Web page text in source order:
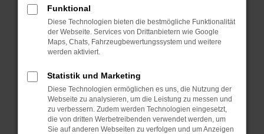
Starte dein Gerät neu.
Das kann manchmal helfen, vorübergehende
Probleme zu beheben.
Betriebssystem auf dem neuesten Stand
sind.
Veraltete Software birgt nicht nur ein
Sicherheitsrisiko, sondern kann auch dazu
führen, dass bestimmte Funktionen nicht mehr
Funktional
Diese Technologien bieten die bestmögliche Funktionalität
der Webseite. Services von Drittanbietern wie Google
Maps, Chats, Fahrzeugbewertungssystem und weitere
werden aktiviert.
Statistik und Marketing
Diese Technologien ermöglichen es uns, die Nutzung der
Webseite zu analysieren, um die Leistung zu messen und
zu verbessern. Zudem werden Technologien eingesetzt,
die von dritten Werbetreibenden verwendet werden, um
Sie auf anderen Webseiten zu verfolgen und um Anzeigen